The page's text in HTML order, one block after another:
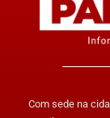
Com sede na